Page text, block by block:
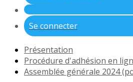
Se connecter
Présentation
Procédure d'adhésion en
Assemblée générale 2024